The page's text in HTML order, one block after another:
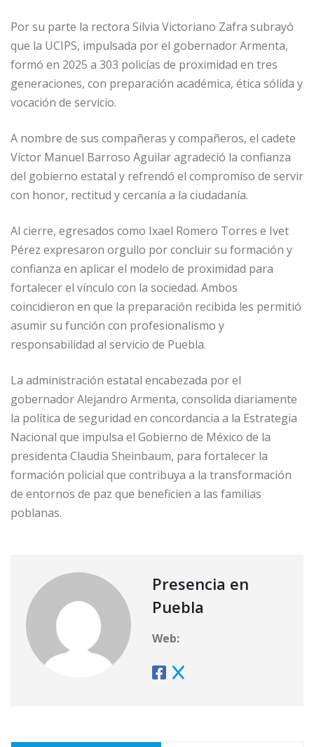
Por su parte la rectora Silvia Victoriano Zafra subrayó
que la UCIPS, impulsada por el gobernador Armenta,
formó en 2025 a 303 policías de proximidad en tres
generaciones, con preparación académica, ética sólida y
vocación de servicio.
A nombre de sus compañeras y compañeros, el cadete
Víctor Manuel Barroso Aguilar agradeció la confianza
del gobierno estatal y refrendó el compromiso de servir
con honor, rectitud y cercanía a la ciudadanía.
Al cierre, egresados como Ixael Romero Torres e Ivet
Pérez expresaron orgullo por concluir su formación y
confianza en aplicar el modelo de proximidad para
fortalecer el vínculo con la sociedad. Ambos
coincidieron en que la preparación recibida les permitió
asumir su función con profesionalismo y
responsabilidad al servicio de Puebla.
La administración estatal encabezada por el
gobernador Alejandro Armenta, consolida diariamente
la política de seguridad en concordancia a la Estrategia
Nacional que impulsa el Gobierno de México de la
presidenta Claudia Sheinbaum, para fortalecer la
formación policial que contribuya a la transformación
de entornos de paz que beneficien a las familias
poblanas.
Presencia en
Puebla
Web: